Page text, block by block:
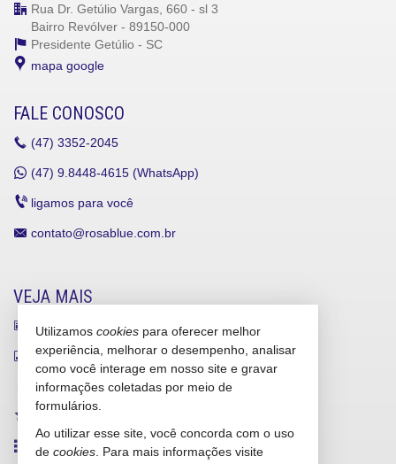
Rua Dr. Getúlio Vargas, 660 - sl 3
Bairro Revólver - 89150-000
Presidente Getúlio - SC
mapa google
FALE CONOSCO
(47) 3352-2045
(47) 9.8448-4615 (WhatsApp)
ligamos para você
contato@rosablue.com.br
VEJA MAIS
receba nosso newsletter
indicadores financeiros
cadastre seu imóvel
mapa de imóveis
Utilizamos cookies para oferecer melhor
experiência, melhorar o desempenho, analisar
como você interage em nosso site e gravar
informações coletadas por meio de
formulários.
Ao utilizar esse site, você concorda com o uso
de cookies . Para mais informações visite